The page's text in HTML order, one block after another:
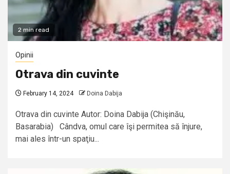
2 min read
Opinii
Otrava din cuvinte
February 14, 2024 Doina Dabija
Otrava din cuvinte Autor: Doina Dabija (Chişinău,
Basarabia) Cândva, omul care îşi permitea să înjure,
mai ales într-un spaţiu...